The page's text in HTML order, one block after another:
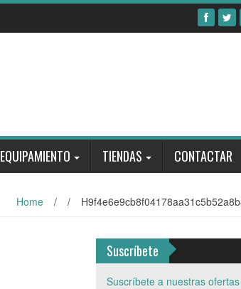
EQUIPAMIENTO TIENDAS CONTACTAR
Home / /
Suscríbete
Suscríbete a nuestras ofertas